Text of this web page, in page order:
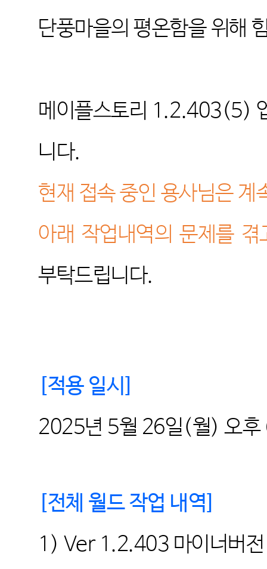
단풍마을의 평온함을 위해
메이플스토리 1.2.403(5)
니다.
현재 접속 중인 용사님은 계
아래 작업내역의 문제를
부탁드립니다.
적용 일시
2025년 5월 26일(월)오후
전체 월드 작업 내역
1) Ver 1.2.403 마이너버전